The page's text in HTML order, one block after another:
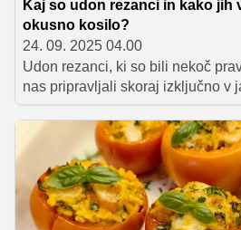
Kaj so udon rezanci in kako jih
okusno kosilo?
24. 09. 2025 04.00
Udon rezanci, ki so bili nekoč
nas pripravljali skoraj izključno v
restavracijah, danes osvajajo
azijskih trgovinah in bolje
centrih, kjer so pogosto na voljo
kuhanih različicah. To pomeni,
pripravimo v le nekaj minutah.